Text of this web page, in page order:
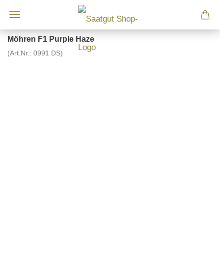
Möhren F1 Purple Haze
(Art.Nr.: 0991 DS)